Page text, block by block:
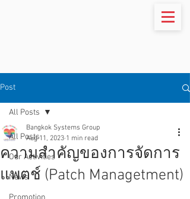
Post
All Posts
Our Activities
News
All Posts
ความสำคัญของการจัดการ
แพตช์ (Patch Managetment)
Bangkok Systems Group
Aug 11, 2023 1 min read